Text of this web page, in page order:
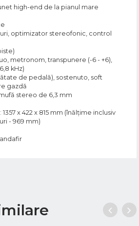
high-end de la pianul mare
optimizator stereofonic, control
metronom, transpunere (-6 - +6),
kHz)
de pedală), sostenuto, soft
gazdă
stereo de 6,3 mm
1357 x 422 x 815 mm (înălțime inclusiv
- 969 mm)